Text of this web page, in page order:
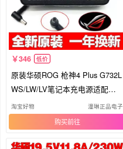
346 低价
原装华硕ROG 枪神4 Plus G732L
WS/LW/LV笔记本充电源适配器
线230W
淘宝好物 潼琳正品电子
购买